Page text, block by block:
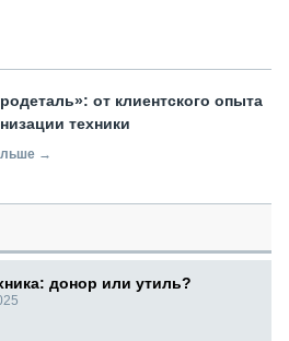
от клиентского опыта
техники
→
донор или утиль?